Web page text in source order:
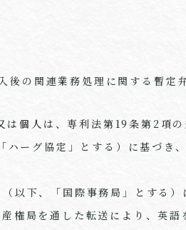
後の関連業務処理に関する暫定
個人は、専利法第19条第2項の
ーグ協定」とする）に基づき
以下、「国際事務局」とする）
権局を通した転送により、英